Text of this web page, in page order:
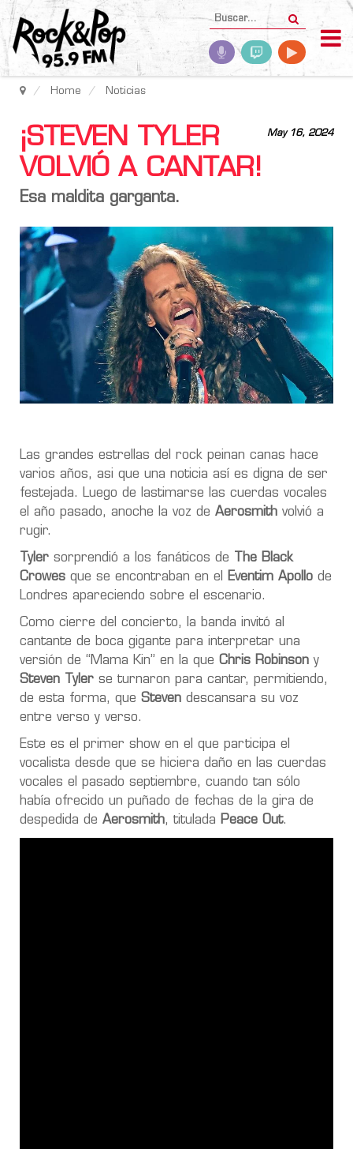
Home Noticias
May 16, 2024
¡STEVEN TYLER
VOLVIÓ A CANTAR!
Esa maldita garganta.
Las grandes estrellas del rock peinan canas hace
varios años, asi que una noticia así es digna de ser
festejada. Luego de lastimarse las cuerdas vocales
el año pasado, anoche la voz de Aerosmith volvió a
rugir.
Tyler sorprendió a los fanáticos de The Black
Crowes que se encontraban en el Eventim Apollo de
Londres apareciendo sobre el escenario.
Como cierre del concierto, la banda invitó al
cantante de boca gigante para interpretar una
versión de “ Mama Kin” en la que Chris Robinson y
Steven Tyler se turnaron para cantar, permitiendo,
de esta forma, que Steven descansara su voz
entre verso y verso.
Este es el primer show en el que participa el
vocalista desde que se hiciera daño en las cuerdas
vocales el pasado septiembre, cuando tan sólo
había ofrecido un puñado de fechas de la gira de
despedida de Aerosmith, titulada Peace Out.